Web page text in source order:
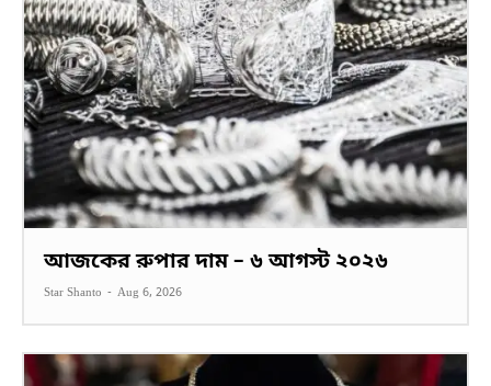
আজকের রুপার দাম – ৬ আগস্ট ২০২৬
Star Shanto - Aug 6, 2026